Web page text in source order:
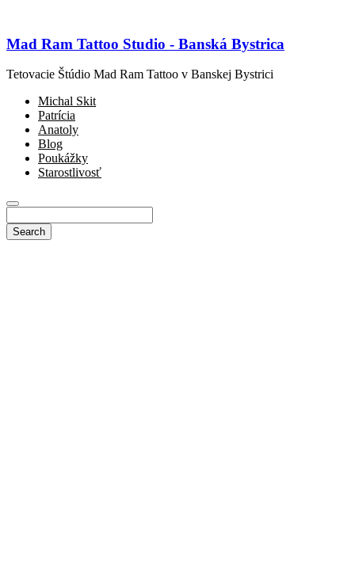
Mad Ram Tattoo Studio - Banská Bystrica
Tetovacie Štúdio Mad Ram Tattoo v Banskej Bystrici
Michal Skit
Patrícia
Anatoly
Blog
Poukážky
Starostlivosť